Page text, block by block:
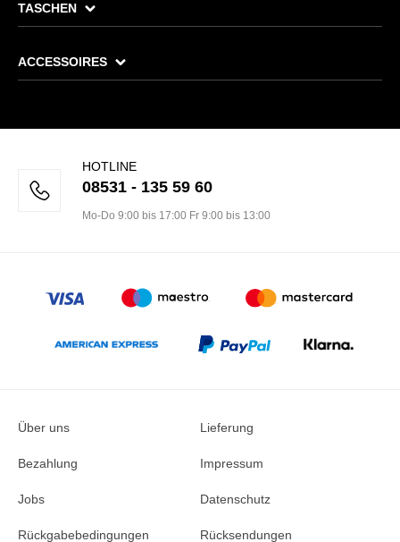
TASCHEN
ACCESSOIRES
HOTLINE
08531 - 135 59 60
Mo-Do 9:00 bis 17:00 Fr 9:00 bis 13:00
Über uns Lieferung
Bezahlung Impressum
Jobs Datenschutz
Rückgabebedingungen Rücksendungen